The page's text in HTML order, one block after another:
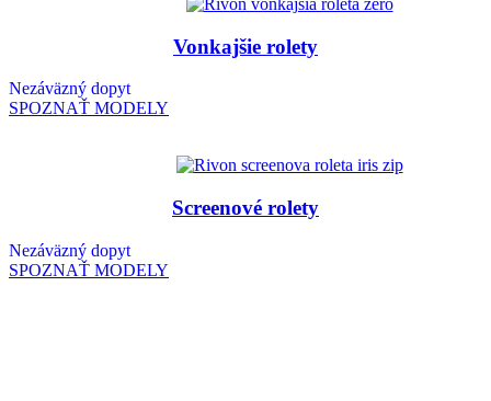
Vonkajšie rolety
Nezáväzný dopyt
SPOZNAŤ MODELY
Screenové rolety
Nezáväzný dopyt
SPOZNAŤ MODELY